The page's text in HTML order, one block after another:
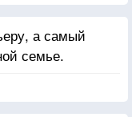
а самый
семье.